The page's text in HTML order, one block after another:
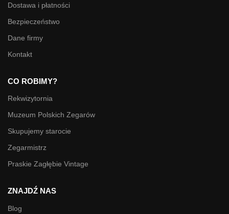
Dostawa i płatności
Bezpieczeństwo
Dane firmy
Kontakt
CO ROBIMY?
Rekwizytornia
Muzeum Polskich Zegarów
Skupujemy starocie
Zegarmistrz
Praskie Zagłębie Vintage
ZNAJDŹ NAS
Blog